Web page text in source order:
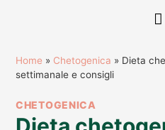
Home » Chetogenica » Dieta
settimanale e consigli
CHETOGENICA